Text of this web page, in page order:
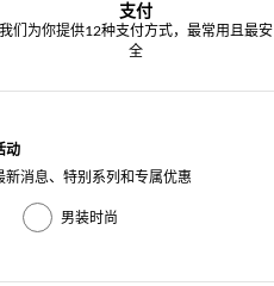
支付
我们为你提供12种支付方式，最常用且最安
全
动
新消息、特别系列和专属优惠
男装时尚